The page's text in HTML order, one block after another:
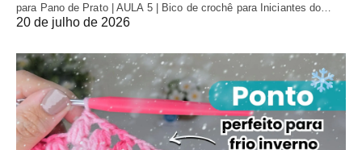
para Pano de Prato | AULA 5 | Bico de crochê para Iniciantes do…
20 de julho de 2026